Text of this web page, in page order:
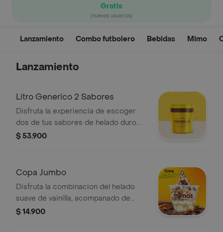
Gratis
(nuevos usuarios)
Lanzamiento Combo futbolero Bebidas Mimo
Lanzamiento
Litro Generico 2 Sabores
Disfruta la experiencia de escoger
dos de tus sabores de helado duro
favoritos para preparar el litro
$ 53.900
Copa Jumbo
Disfruta la combinacion del helado
suave de vainilla, acompanado de
trozos de chocolatina Jumbo, salsa de
$ 14.900